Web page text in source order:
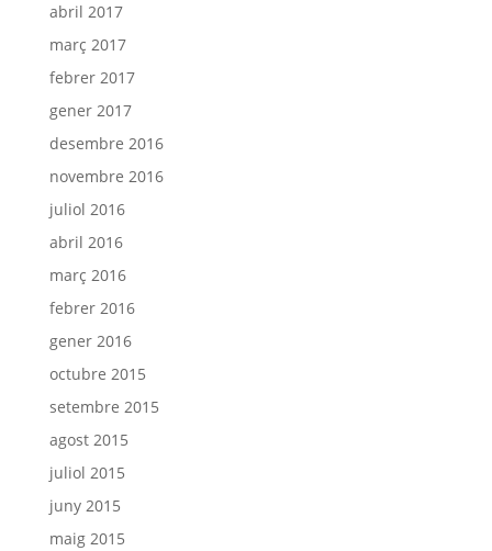
abril 2017
març 2017
febrer 2017
gener 2017
desembre 2016
novembre 2016
juliol 2016
abril 2016
març 2016
febrer 2016
gener 2016
octubre 2015
setembre 2015
agost 2015
juliol 2015
juny 2015
maig 2015